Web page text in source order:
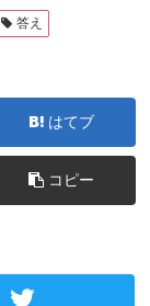
答え
はてブ
コピー